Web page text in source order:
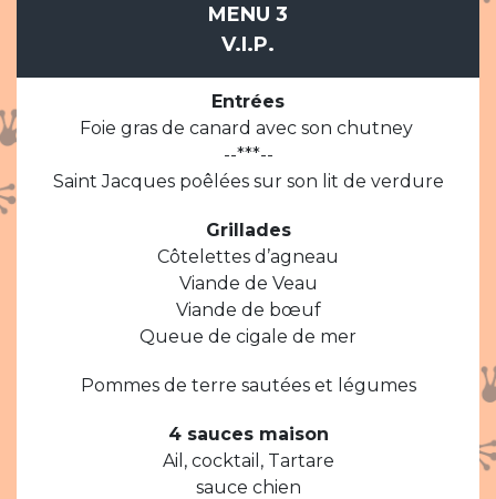
MENU 3
V.I.P.
Entrées
Foie gras de canard avec son chutney
--***--
Saint Jacques poêlées sur son lit de verdure
Grillades
Côtelettes d’agneau
Viande de Veau
Viande de bœuf
Queue de cigale de mer
Pommes de terre sautées et légumes
4 sauces maison
Ail, cocktail, Tartare
sauce chien